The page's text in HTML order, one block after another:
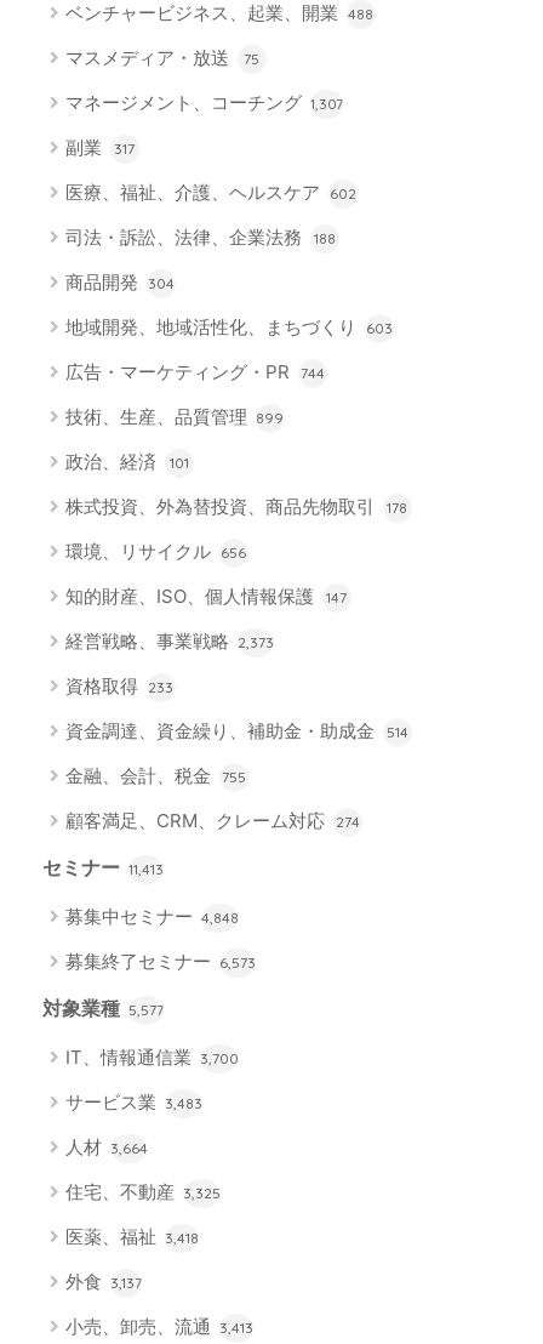
ベンチャービジネス、起業、開業 488
マスメディア・放送 75
マネージメント、コーチング 1,307
副業 317
医療、福祉、介護、ヘルスケア 602
司法・訴訟、法律、企業法務 188
商品開発 304
地域開発、地域活性化、まちづくり 603
広告・マーケティング・PR 744
技術、生産、品質管理 899
政治、経済 101
株式投資、外為替投資、商品先物取引 178
環境、リサイクル 656
知的財産、ISO、個人情報保護 147
経営戦略、事業戦略 2,373
資格取得 233
資金調達、資金繰り、補助金・助成金 514
金融、会計、税金 755
顧客満足、CRM、クレーム対応 274
セミナー 11,413
募集中セミナー 4,848
募集終了セミナー 6,573
対象業種 5,577
IT、情報通信業 3,700
サービス業 3,483
人材 3,664
住宅、不動産 3,325
医薬、福祉 3,418
外食 3,137
小売、卸売、流通 3,413